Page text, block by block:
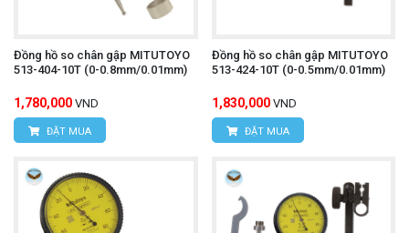
Đồng hồ so chân gập MITUTOYO
513-404-10T (0-0.8mm/0.01mm)
1,780,000 VND
ĐẶT MUA
Đồng hồ so chân gập MITUTOYO
513-424-10T (0-0.5mm/0.01mm)
1,830,000 VND
ĐẶT MUA